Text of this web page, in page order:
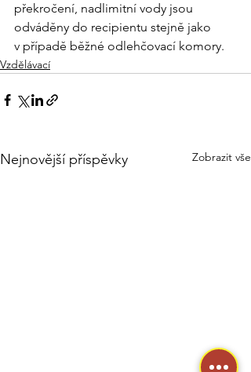
překročení, nadlimitní vody jsou
odváděny do recipientu stejně jako
v případě běžné odlehčovací komory.
Vzdělávací
Nejnovější příspěvky Zobrazit vše